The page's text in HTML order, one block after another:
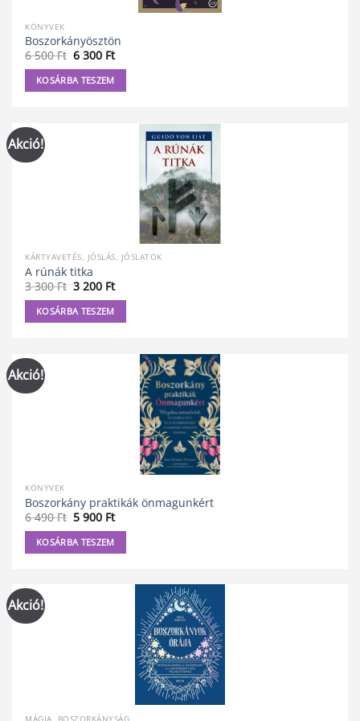
KÖNYVEK
Boszorkányösztön
6 500Ft Original
was:
6
500 Ft.
6 300 FtCurrent
300 Ft.
KOSÁRBA TESZEM
Akció!
KÁRTYAVETÉS, JÓSLÁS, JÓSLATOK
A rúnák titka
3 300Ft Original
price
was:
3
300 Ft.
3 200 FtCurrent
price
200 Ft.
KOSÁRBA TESZEM
Akció!
KÖNYVEK
Boszorkány praktikák önmagunkért
6 490Ft Original
price
was:
6
490 Ft.
5 900 FtCurrent
price
900 Ft.
KOSÁRBA TESZEM
Akció!
MÁGIA, BOSZORKÁNYSÁG